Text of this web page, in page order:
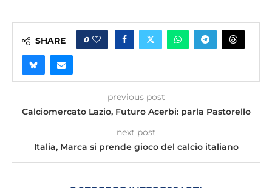
SHARE 0
previous post
Calciomercato Lazio, Futuro Acerbi: parla Pastorello
next post
Italia, Marca si prende gioco del calcio italiano